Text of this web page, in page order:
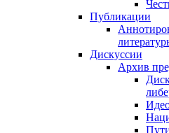
Публикации
Дискуссии
Архив